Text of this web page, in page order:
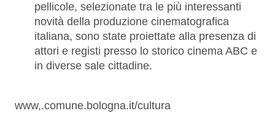
pellicole, selezionate tra le più interessanti
novità della produzione cinematografica
italiana, sono state proiettate alla presenza di
attori e registi presso lo storico cinema ABC e
in diverse sale cittadine.
www,.comune.bologna.it/cultura